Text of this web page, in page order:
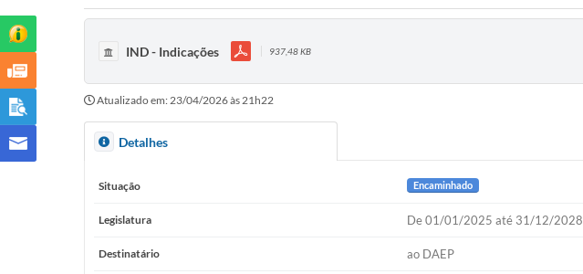
IND - Indicações 937,48 KB
Atualizado em: 23/04/2026 às 21h22
Detalhes
Situação Encaminhado
Legislatura De 01/01/2025 até 31/12/2028
Destinatário ao DAEP